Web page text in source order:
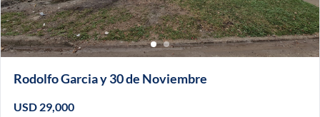
Rodolfo Garcia y 30 de Noviembre
USD 29,000